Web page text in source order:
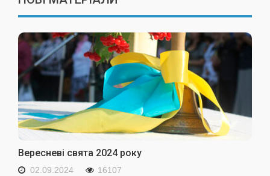
Вересневі свята 2024 року
02.09.2024 16107